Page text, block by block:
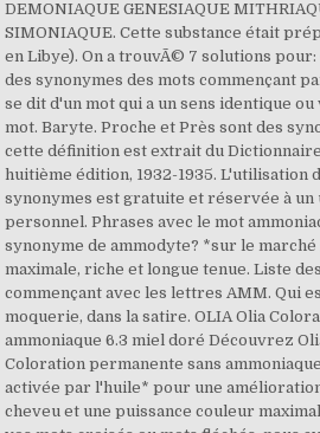
DEMONIAQUE GENESIAQUE
SIMONIAQUE. Cette substance était
en Libye). On a trouvÃ© 7 solutions pour:
des synonymes des mots commençant
se dit d'un mot qui a un sens identique
mot. Baryte. Proche et Près sont des
cette définition est extrait du
huitième édition, 1932-1935. L'utilisation
synonymes est gratuite et réservée à
personnel. Phrases avec le mot
synonyme de ammodyte? *sur le
maximale, riche et longue tenue. Liste
commençant avec les lettres AMM. Qui
moquerie, dans la satire. OLIA Olia
ammoniaque 6.3 miel doré Découvrez
Coloration permanente sans
activée par l'huile* pour une
cheveu et une puissance couleur